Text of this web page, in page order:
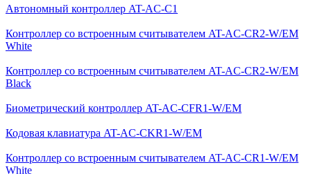
Автономный контроллер AT-AC-C1
Контроллер со встроенным считывателем AT-AC-CR2-W/ЕМ
White
Контроллер со встроенным считывателем AT-AC-CR2-W/ЕМ
Black
Биометрический контроллер AT-AC-CFR1-W/EM
Кодовая клавиатура AT-AC-CKR1-W/ЕМ
Контроллер со встроенным считывателем AT-AC-CR1-W/ЕМ
White